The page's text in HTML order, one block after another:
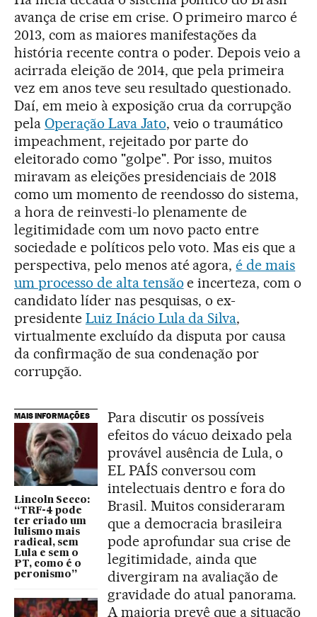
avança de crise em crise. O primeiro marco é
2013, com as maiores manifestações da
história recente contra o poder. Depois veio a
acirrada eleição de 2014, que pela primeira
vez em anos teve seu resultado questionado.
Daí, em meio à exposição crua da corrupção
pela Operação Lava Jato, veio o traumático
impeachment, rejeitado por parte do
eleitorado como "golpe". Por isso, muitos
miravam as eleições presidenciais de 2018
como um momento de reendosso do sistema,
a hora de reinvesti-lo plenamente de
legitimidade com um novo pacto entre
sociedade e políticos pelo voto. Mas eis que a
perspectiva, pelo menos até agora,é de mais
um processo de alta tensão e incerteza, com o
candidato líder nas pesquisas, o ex-
presidente Luiz Inácio Lula da Silva,
virtualmente excluído da disputa por causa
da confirmação de sua condenação por
corrupção.
MAIS INFORMAÇÕES
Lincoln Secco:
“TRF-4 pode
ter criado um
lulismo mais
radical, sem
Lula e sem o
PT, como é o
peronismo”
Para discutir os possíveis
efeitos do vácuo deixado pela
provável ausência de Lula, o
EL PAÍS conversou com
intelectuais dentro e fora do
Brasil. Muitos consideraram
que a democracia brasileira
pode aprofundar sua crise de
legitimidade, ainda que
divergiram na avaliação de
gravidade do atual panorama.
A maioria prevê que a situação